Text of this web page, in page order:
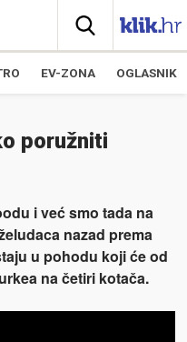
EV-ZONA OGLASNIK
poružniti
i već smo tada na
nazad prema
u pohodu koji će od
na četiri kotača.